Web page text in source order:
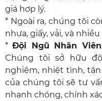
giá hợp lý.
* Ngoài ra, chúng tôi
nhựa, giấy, vải, và
*Đội Ngũ Nhân
Chúng tôi sở hữu
nghiệm, nhiệt tình,
của chúng tôi sẽ tư
nhanh chóng, chính